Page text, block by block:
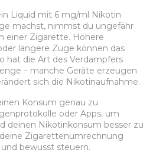
Liquid mit 6 mg/ml Nikotin
machst, nimmst du ungefähr
einer Zigarette. Höhere
längere Züge können das
hat die Art des Verdampfers
– manche Geräte erzeugen
sich die Nikotinaufnahme.
Konsum genau zu
oder Apps, um
deinen Nikotinkonsum besser zu
Zigarettenumrechnung
bewusst steuern.